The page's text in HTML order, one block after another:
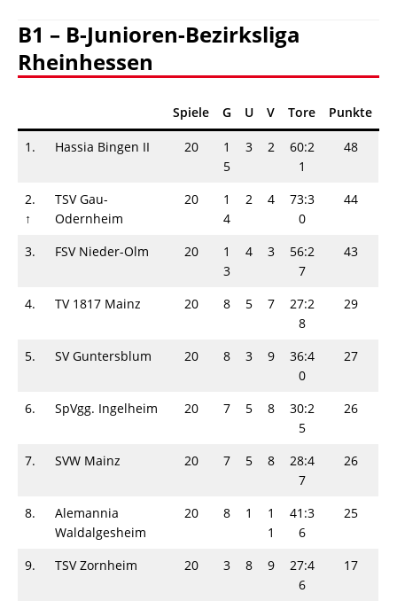
B1 – B-Junioren-Bezirksliga
Rheinhessen
Spiele G U V Tore Punkte
1. Hassia Bingen II 20
1
5
3 2
60:2
1
48
2.
↑
TSV Gau-
Odernheim
20
1
4
2 4
73:3
0
44
3. FSV Nieder-Olm 20
1
3
4 3
56:2
7
43
4. TV 1817 Mainz 20 8 5 7
27:2
8
29
5. SV Guntersblum 20 8 3 9
36:4
0
27
6. SpVgg. Ingelheim 20 7 5 8
30:2
5
26
7. SVW Mainz 20 7 5 8
28:4
7
26
8.
Alemannia
Waldalgesheim
20 8 1
1
1
41:3
6
25
9. TSV Zornheim 20 3 8 9
27:4
6
17